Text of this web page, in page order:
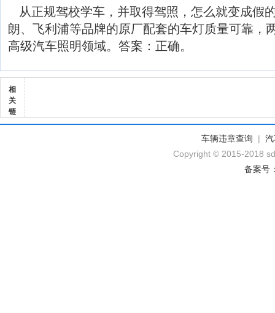
从正规驾校学车，并取得驾照，怎么就变成假
朗、飞利浦等品牌的原厂配套的车灯质量可靠，
高级汽车照明领域。答案：正确。
相
关
链
车辆违章查询 |
Copyright © 2015-2018
备案号